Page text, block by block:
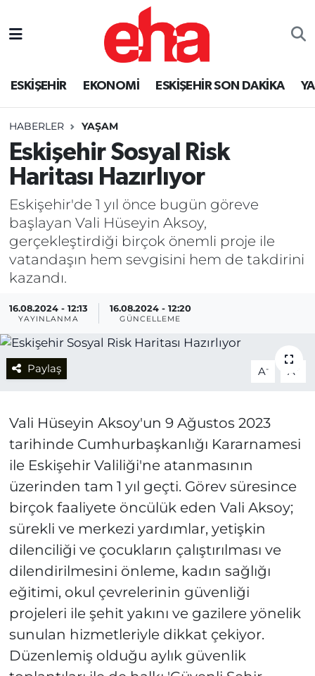
ESKİŞEHİR EKONOMİ ESKİŞEHİR SON DAKİKA
HABERLER YAŞAM
Eskişehir Sosyal Risk
Haritası Hazırlıyor
Eskişehir'de 1 yıl önce bugün göreve
başlayan Vali Hüseyin Aksoy,
gerçekleştirdiği birçok önemli proje ile
vatandaşın hem sevgisini hem de takdirini
kazandı.
16.08.2024 - 12:13
YAYINLANMA
16.08.2024 - 12:20
GÜNCELLEME
Paylaş A- A +
Vali Hüseyin Aksoy'un 9 Ağustos 2023
tarihinde Cumhurbaşkanlığı Kararnamesi
ile Eskişehir Valiliği'ne atanmasının
üzerinden tam 1 yıl geçti. Görev süresince
birçok faaliyete öncülük eden Vali Aksoy;
sürekli ve merkezi yardımlar, yetişkin
dilenciliği ve çocukların çalıştırılması ve
dilendirilmesini önleme, kadın sağlığı
eğitimi, okul çevrelerinin güvenliği
projeleri ile şehit yakını ve gazilere yönelik
sunulan hizmetleriyle dikkat çekiyor.
Düzenlemiş olduğu aylık güvenlik